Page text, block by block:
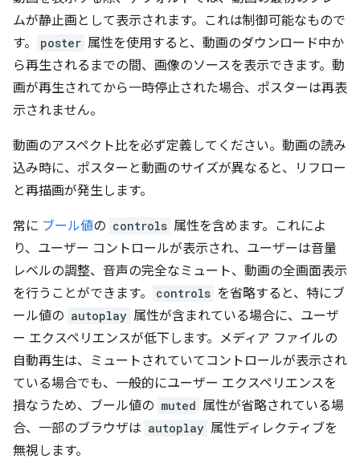
ムが静止画として表示されます。これは制御可能なもので
す。
poster 属性を使用すると、動画のダウンロード中か
ら再生されるまでの間、画像のソースを表示できます。動
画が再生されてから一時停止された場合、ポスターは再表
示されません。
動画のアスペクト比を必ず定義してください。動画の読み
込み時に、ポスターと動画のサイズが異なると、リフロー
と再描画が発生します。
常に ブール値の controls 属性を含めます。これによ
り、ユーザー コントロールが表示され、ユーザーは音量
レベルの調整、音声の完全なミュート、動画の全画面表示
を行うことができます。
controls を省略すると、特にブ
ール値の autoplay 属性が含まれている場合に、ユーザ
ー エクスペリエンスが低下します。メディア ファイルの
自動再生は、ミュートされていてコントロールが表示され
ている場合でも、一般的にユーザー エクスペリエンスを
損なうため、ブール値の muted 属性が省略されている場
合、一部のブラウザは autoplay 属性ディレクティブを
無視します。